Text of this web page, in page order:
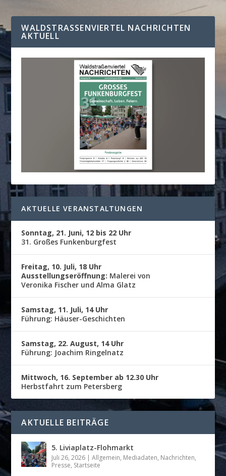
WALDSTRASSENVIERTEL NACHRICHTEN A
KTUELL
AKTUELLE VERANSTALTUNGEN
Sonntag, 21. Juni, 12 bis 22 Uhr
31. Großes Funkenburgfest
Freitag, 10. Juli, 18 Uhr
Ausstellungseröffnung: Malerei von
Veronika Fischer und Alma Glatz
Samstag, 11. Juli, 14 Uhr
Führung: Häuser-Geschichten
Samstag, 22. August, 14 Uhr
Führung: Joachim Ringelnatz
Mittwoch, 16. September ab 12.30 Uhr
Herbstfahrt zum Petersberg
AKTUELLE BEITRÄGE
5. Liviaplatz-Flohmarkt
Juli 26, 2026 |Allgemein, Mediadaten, Nachrichten,
Presse, Startseite